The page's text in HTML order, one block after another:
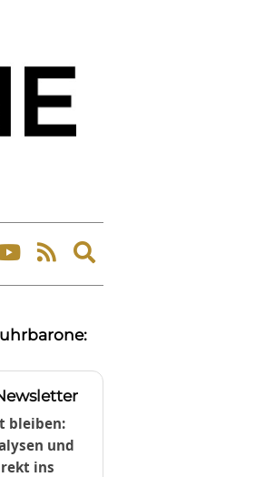
Expand
search
bleiben:
und
ins